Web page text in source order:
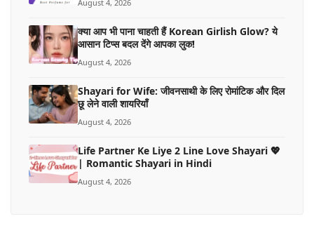
August 4, 2026
क्या आप भी पाना चाहती हैं Korean Girlish Glow? ये
आसान टिप्स बदल देंगे आपका लुक!
August 4, 2026
Shayari for Wife: जीवनसाथी के लिए रोमांटिक और दिल
छू लेने वाली शायरियाँ
August 4, 2026
Life Partner Ke Liye 2 Line Love Shayari 💖
| Romantic Shayari in Hindi
August 4, 2026